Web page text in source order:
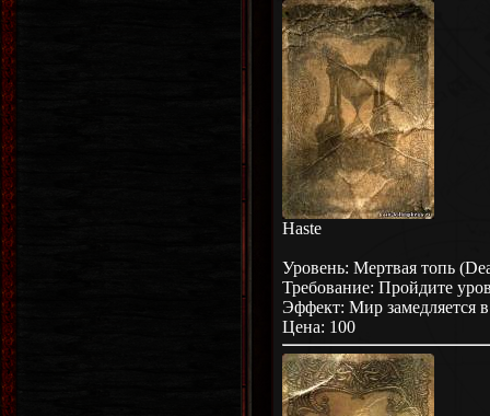
Haste
Уровень: Мертвая топь
Требование: Пройдите
Эффект: Мир замедляется в
Цена: 100